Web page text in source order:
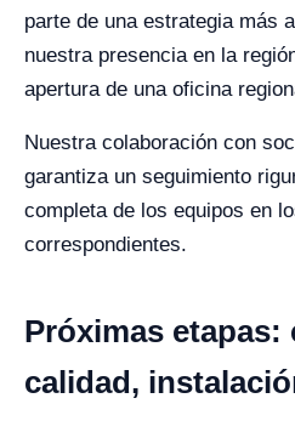
parte de una estrategia más
nuestra presencia en la
apertura de una oficina
Nuestra colaboración con
garantiza un seguimiento
completa de los equipos en
correspondientes.
Próximas
calidad,